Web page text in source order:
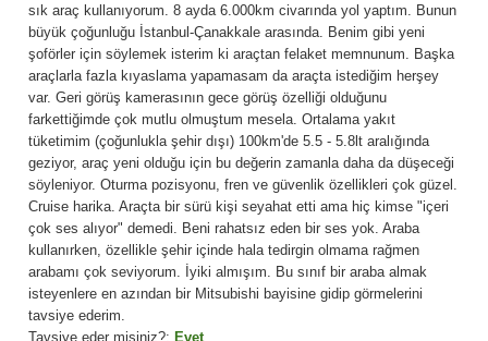
sık araç kullanıyorum. 8 ayda 6.000km civarında yol yaptım. Bunun
büyük çoğunluğu İstanbul-Çanakkale arasında. Benim gibi yeni
şoförler için söylemek isterim ki araçtan felaket memnunum. Başka
araçlarla fazla kıyaslama yapamasam da araçta istediğim herşey
var. Geri görüş kamerasının gece görüş özelliği olduğunu
farkettiğimde çok mutlu olmuştum mesela. Ortalama yakıt
tüketimim (çoğunlukla şehir dışı) 100km'de 5.5 - 5.8lt aralığında
geziyor, araç yeni olduğu için bu değerin zamanla daha da düşeceği
söyleniyor. Oturma pozisyonu, fren ve güvenlik özellikleri çok güzel.
Cruise harika. Araçta bir sürü kişi seyahat etti ama hiç kimse "içeri
çok ses alıyor" demedi. Beni rahatsız eden bir ses yok. Araba
kullanırken, özellikle şehir içinde hala tedirgin olmama rağmen
arabamı çok seviyorum. İyiki almışım. Bu sınıf bir araba almak
isteyenlere en azından bir Mitsubishi bayisine gidip görmelerini
tavsiye ederim.
Tavsiye eder misiniz?: Evet